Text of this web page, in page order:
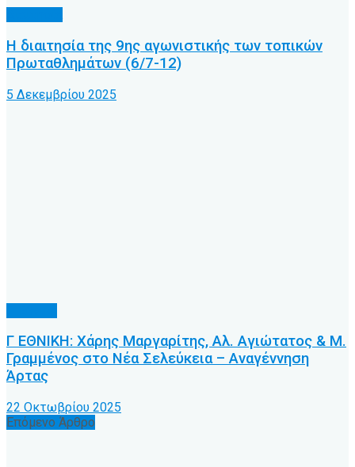
Η διαιτησία της 9ης αγωνιστικής των τοπικών
Πρωταθλημάτων (6/7-12)
5 Δεκεμβρίου 2025
Γ ΕΘΝΙΚΗ: Χάρης Μαργαρίτης, Αλ. Αγιώτατος & Μ.
Γραμμένος στο Νέα Σελεύκεια – Αναγέννηση
Άρτας
22 Οκτωβρίου 2025
Επόμενο Άρθρο